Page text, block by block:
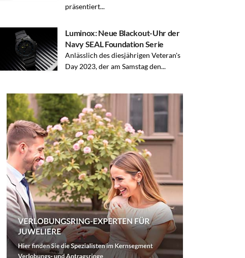
präsentiert...
Luminox: Neue Blackout-Uhr der
Navy SEAL Foundation Serie
Anlässlich des diesjährigen Veteran's
Day 2023, der am Samstag den...